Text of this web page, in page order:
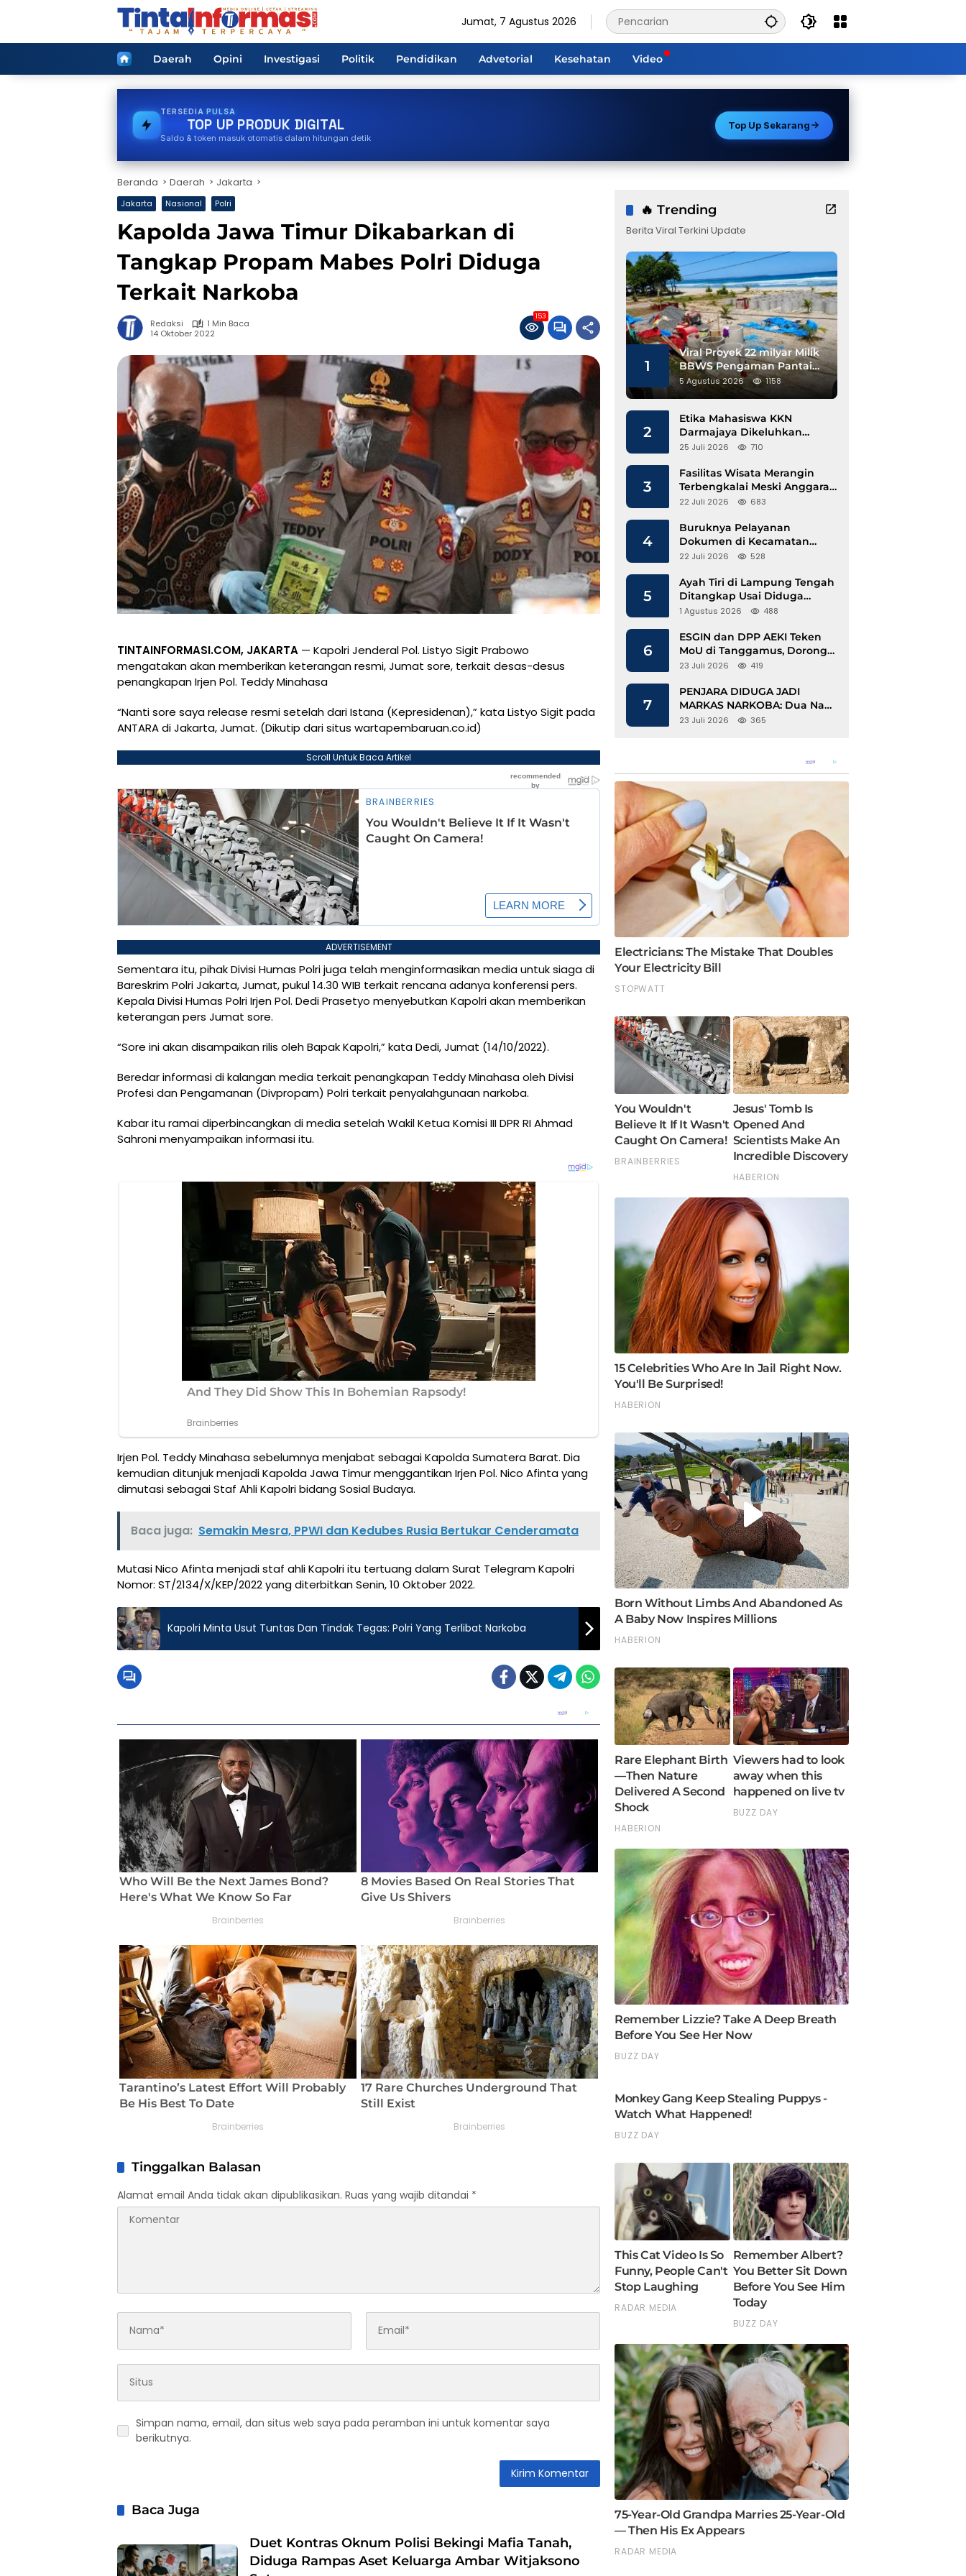
Jumat, 7 Agustus 2026
HomeDaerah Opini Investigasi Politik Pendidikan Advetorial Kesehatan Video
TERSEDIA PAKET DATA
TOP UP PRODUK DIGITAL
Saldo & token masuk otomatis dalam hitungan detik
Top Up Sekarang
Beranda Daerah Jakarta
Jakarta Nasional Polri
Kapolda Jawa Timur Dikabarkan di
Tangkap Propam Mabes Polri Diduga
Terkait Narkoba
Redaksi
1 Min Baca
14 Oktober 2022
153
TINTAINFORMASI.COM, JAKARTA — Kapolri Jenderal Pol. Listyo Sigit Prabowo
mengatakan akan memberikan keterangan resmi, Jumat sore, terkait desas-desus
penangkapan Irjen Pol. Teddy Minahasa
“Nanti sore saya release resmi setelah dari Istana (Kepresidenan),” kata Listyo Sigit pada
ANTARA di Jakarta, Jumat. (Dikutip dari situs wartapembaruan.co.id)
Scroll Untuk Baca Artikel
ADVERTISEMENT
Sementara itu, pihak Divisi Humas Polri juga telah menginformasikan media untuk siaga di
Bareskrim Polri Jakarta, Jumat, pukul 14.30 WIB terkait rencana adanya konferensi pers.
Kepala Divisi Humas Polri Irjen Pol. Dedi Prasetyo menyebutkan Kapolri akan memberikan
keterangan pers Jumat sore.
“Sore ini akan disampaikan rilis oleh Bapak Kapolri,” kata Dedi, Jumat (14/10/2022).
Beredar informasi di kalangan media terkait penangkapan Teddy Minahasa oleh Divisi
Profesi dan Pengamanan (Divpropam) Polri terkait penyalahgunaan narkoba.
Kabar itu ramai diperbincangkan di media setelah Wakil Ketua Komisi III DPR RI Ahmad
Sahroni menyampaikan informasi itu.
Irjen Pol. Teddy Minahasa sebelumnya menjabat sebagai Kapolda Sumatera Barat. Dia
kemudian ditunjuk menjadi Kapolda Jawa Timur menggantikan Irjen Pol. Nico Afinta yang
dimutasi sebagai Staf Ahli Kapolri bidang Sosial Budaya.
Baca juga: Semakin Mesra, PPWI dan Kedubes Rusia Bertukar Cenderamata
Mutasi Nico Afinta menjadi staf ahli Kapolri itu tertuang dalam Surat Telegram Kapolri
Nomor: ST/2134/X/KEP/2022 yang diterbitkan Senin, 10 Oktober 2022.
Kapolri Minta Usut Tuntas Dan Tindak Tegas: Polri Yang Terlibat Narkoba
Tinggalkan Balasan
Alamat email Anda tidak akan dipublikasikan. Ruas yang wajib ditandai *
Simpan nama, email, dan situs web saya pada peramban ini untuk komentar saya
berikutnya.
Baca Juga
Duet Kontras Oknum Polisi Bekingi Mafia Tanah,
Diduga Rampas Aset Keluarga Ambar Witjaksono
🔥 Trending
Berita Viral Terkini Update
1
Viral Proyek 22 milyar Milik
BBWS Pengaman Pantai
Pesisir Barat Diduga
Gunakan Besi Banci
5 Agustus 2026 1158
2
Etika Mahasiswa KKN
Darmajaya Dikeluhkan
Kepala Pekon Sinar Jawa
25 Juli 2026 710
3
Fasilitas Wisata Merangin
Terbengkalai Meski Anggaran
Perawatan Terus Mengalir
22 Juli 2026 683
4
Buruknya Pelayanan
Dokumen di Kecamatan
Pangkalan Susu, Kinerja
22 Juli 2026 528
5
Ayah Tiri di Lampung Tengah
Ditangkap Usai Diduga
Hamili Anak di Bawah Umur
1 Agustus 2026 488
6
ESGIN dan DPP AEKI Teken
MoU di Tanggamus, Dorong
Ekonomi Hijau Berbasis Kopi
23 Juli 2026 419
7
PENJARA DIDUGA JADI
MARKAS NARKOBA: Dua Napi
Rajabasa Bebas Gunakan HP,
23 Juli 2026 365